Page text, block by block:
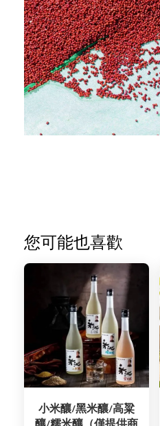
您可能也喜歡
小米釀/黑米釀/高粱